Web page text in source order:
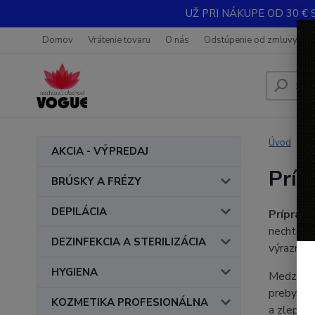
UŽ PRI NÁKUPE OD 30 €
Domov Vrátenie tovaru O nás Odstúpenie od zmluvy
AKCIA - VÝPREDAJ
BRÚSKY A FRÉZY
DEPILÁCIA
DEZINFEKCIA A STERILIZÁCIA
HYGIENA
KOZMETIKA PROFESIONÁLNA
Úvod
výrazne
Medzi
a